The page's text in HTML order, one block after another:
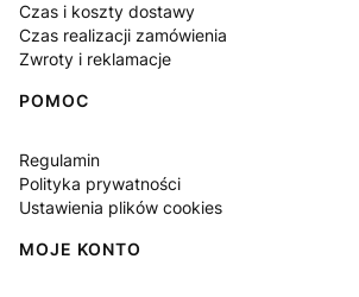
Czas i koszty dostawy
Czas realizacji zamówienia
Zwroty i reklamacje
POMOC
Regulamin
Polityka prywatności
Ustawienia plików cookies
MOJE KONTO